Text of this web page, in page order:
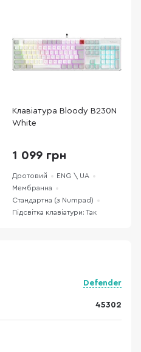
Клавіатура Bloody B230N
White
1 099 грн
Дротовий
ENG \ UA
Мембранна
Стандартна (з Numpad)
Підсвітка клавіатури: Так
Defender
45302